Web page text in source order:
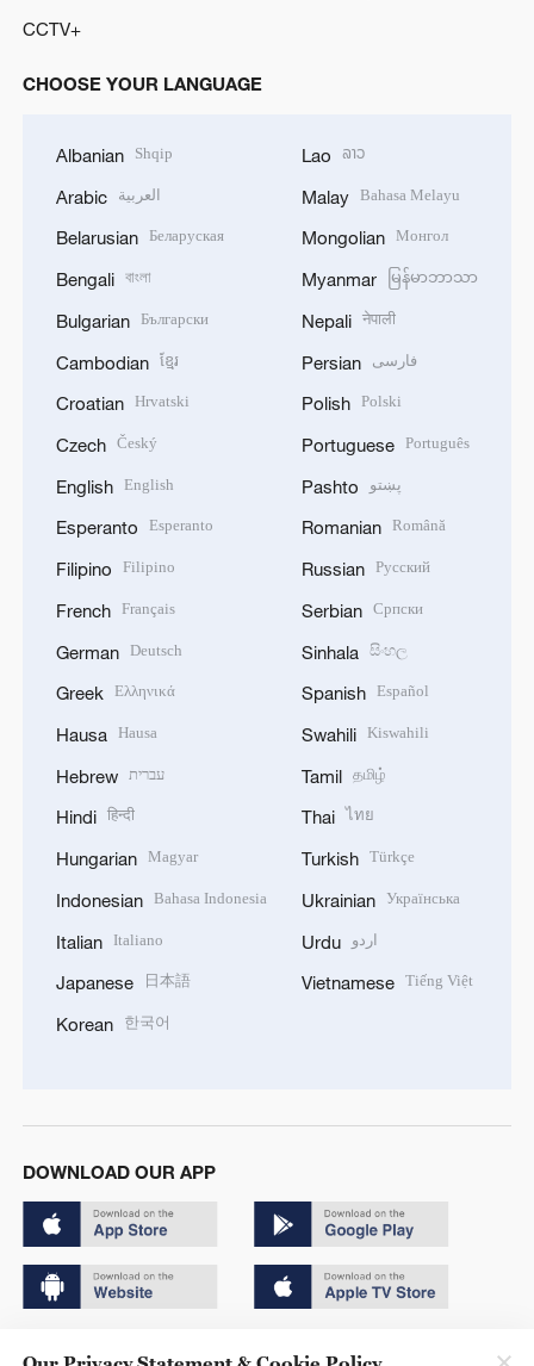
CCTV+
CHOOSE YOUR LANGUAGE
Albanian Shqip
Arabic العربية
Belarusian Беларуская
Bengali বাংলা
Bulgarian Български
Cambodian ខ្មែរ
Croatian Hrvatski
Czech Český
English English
Esperanto Esperanto
Filipino Filipino
French Français
German Deutsch
Greek Ελληνικά
Hausa Hausa
Hebrew עברית
Hindi हिन्दी
Hungarian Magyar
Indonesian Bahasa Indonesia
Italian Italiano
Japanese 日本語
Korean 한국어
Lao ລາວ
Malay Bahasa Melayu
Mongolian Монгол
Myanmar မြန်မာဘာသာ
Nepali नेपाली
Persian فارسی
Polish Polski
Portuguese Português
Pashto پښتو
Romanian Română
Russian Русский
Serbian Српски
Sinhala සිංහල
Spanish Español
Swahili Kiswahili
Tamil தமிழ்
Thai ไทย
Turkish Türkçe
Ukrainian Українська
Urdu اردو
Vietnamese Tiếng Việt
DOWNLOAD OUR APP